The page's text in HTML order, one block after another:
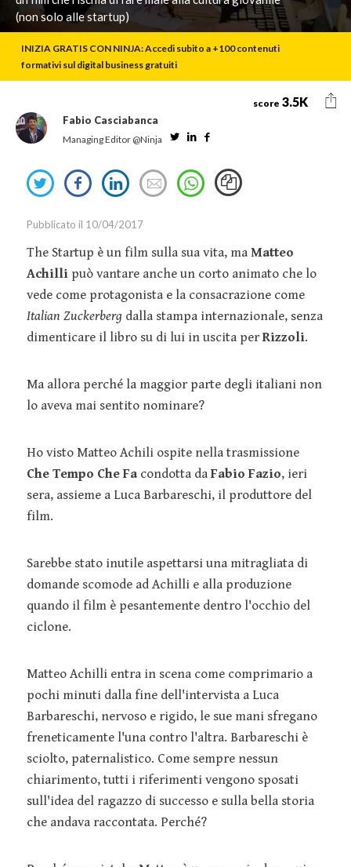
Event
Innovazione
Strategy
Marketing
Media
Social Media
Marketing
Webinar
Guide
Retail
IT
Smart
Working
Oracle
(non solo alle startup)
score 3.5K
INIZIA GRATIS CON NINJA: Accedi subito a +100 contenuti
formativi sul digital business gratuiti
Fabio Casciabanca
Managing Editor @Ninja TwitterLinkedin
Facebook
Share
Twitter
Share
on
Facebook
Share
on
Linkedin
Send
Pubblicato il 10/04/2017
The Startup è un film sulla sua vita, ma Matteo
Achilli può vantare anche un corto animato che lo
vede come protagonista e la consacrazione come
Italian Zuckerberg dalla stampa internazionale, senza
dimenticare il libro su di lui in uscita perRizzoli.
Ma allora perché la maggior parte degli italiani non
lo aveva mai sentito nominare?
Ho visto Matteo Achili ospite nella trasmissione
Che Tempo Che Facondotta da Fabio Fazio, ieri
sera, assieme a Luca Barbareschi, il produttore del
film.
Sarebbe stato inutile aspettarsi una mitragliata di
domande scomode ad Achilli e alla produzione
quando il film è pesantemente dentro l'occhio del
ciclone.
Matteo Achilli entra in scena come comprimario a
pochi minuti dalla fine dell'intervista a Luca
Barbareschi, nervoso e rigido, le sue mani sfregano
freneticamente l'una contro l'altra. Barbareschi è
sciolto, paternalistico. Come sempre nessun
chiarimento, tutti i riferimenti vengono sposati
sull'idea del ragazzo di successo e sulla bella storia
che andava raccontata. Perché?